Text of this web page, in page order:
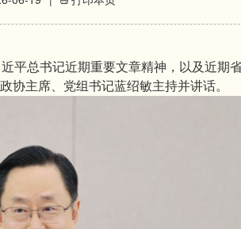
平总书记近期重要文章精神，以及近期
协主席、党组书记蓝绍敏主持并讲话。